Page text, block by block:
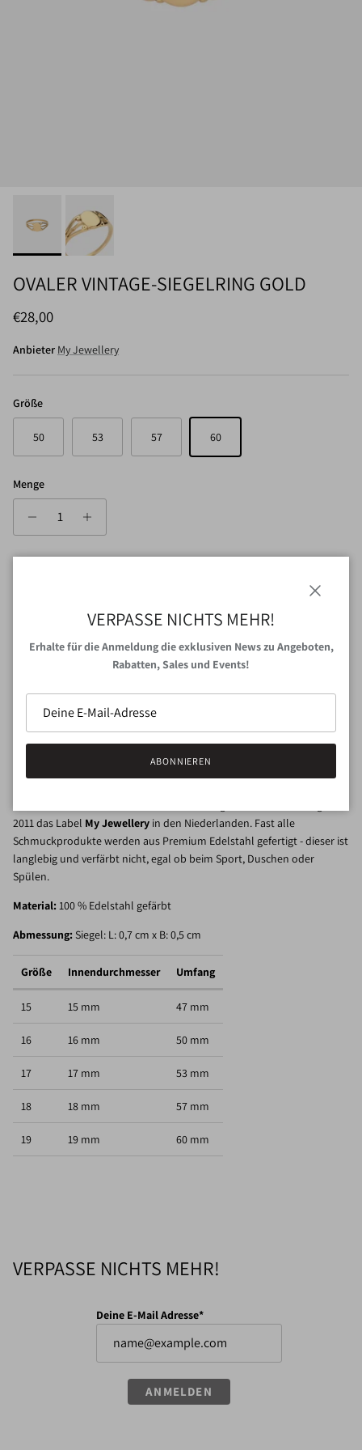
OVALER VINTAGE-SIEGELRING GOLD
Normaler Preis
€28,00
Anbieter My Jewellery
Größe
50 53 57 60
Menge
VAN NORD Storeverfügbar
Ein schöner goldfarbener Siegelring im Vintage Look - leicht verspielt
und romantisch.
2011 das Label My Jewellery in den Niederlanden. Fast alle
Schmuckprodukte werden aus Premium Edelstahl gefertigt - dieser ist
langlebig und verfärbt nicht, egal ob beim Sport, Duschen oder
Spülen.
Material: 100 % Edelstahl gefärbt
Abmessung: Siegel: L: 0,7 cm x B: 0,5 cm
Größe Innendurchmesser Umfang
15 15 mm 47 mm
16 16 mm 50 mm
17 17 mm 53 mm
18 18 mm 57 mm
19 19 mm 60 mm
VERPASSE NICHTS MEHR!
Deine E-Mail Adresse*
ANMELDEN
VERPASSE NICHTS MEHR!
Erhalte für die Anmeldung die exklusiven News zu Angeboten,
Rabatten, Sales und Events!
ABONNIEREN